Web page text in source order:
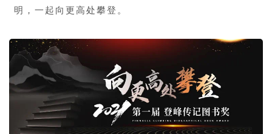
明，一起向更高处攀登。